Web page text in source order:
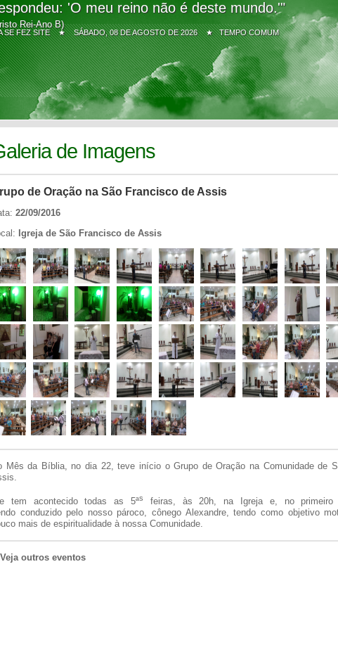
'O meu reino não é deste mundo.'"
Rei-Ano B)
SE FEZ SITE ★SÁBADO, 08 DE AGOSTO DE 2026 ★ TEMPO COMUM
de Imagens
de Oração na São Francisco de Assis
22/09/2016
Igreja de São Francisco de Assis
Mês da Bíblia, no dia 22, teve início o Grupo de Oração na Comunidade de
tem acontecido todas as 5ªs
feiras, às 20h, na Igreja e, no primeiro
conduzido pelo nosso pároco, cônego Alexandre, tendo como objetivo
mais de espiritualidade à nossa Comunidade.
outros eventos